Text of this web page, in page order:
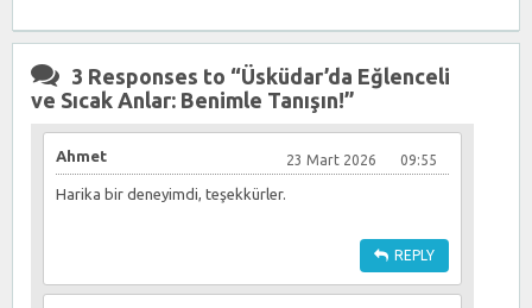
3 Responses to “Üsküdar’da Eğlenceli
ve Sıcak Anlar: Benimle Tanışın!”
Ahmet 23 Mart 2026 09:55
Harika bir deneyimdi, teşekkürler.
REPLY